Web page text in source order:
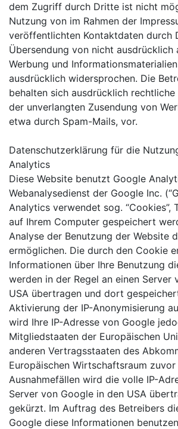
dem Zugriff durch Dritte ist nicht
Nutzung von im Rahmen der
veröffentlichten Kontaktdaten durch
Übersendung von nicht
Werbung und
ausdrücklich widersprochen. Die
behalten sich ausdrücklich
der unverlangten Zusendung von
etwa durch Spam-Mails, vor.
Datenschutzerklärung für die
Analytics
Diese Website benutzt Google
Webanalysedienst der Google Inc.
Analytics verwendet sog. “Cookies”,
auf Ihrem Computer gespeichert
Analyse der Benutzung der Website
ermöglichen. Die durch den Cookie
Informationen über Ihre Benutzung
werden in der Regel an einen Server
USA übertragen und dort
Aktivierung der IP-Anonymisierung
wird Ihre IP-Adresse von Google
Mitgliedstaaten der Europäischen
anderen Vertragsstaaten des
Europäischen Wirtschaftsraum
Ausnahmefällen wird die volle IP-
Server von Google in den USA
gekürzt. Im Auftrag des Betreibers
Google diese Informationen